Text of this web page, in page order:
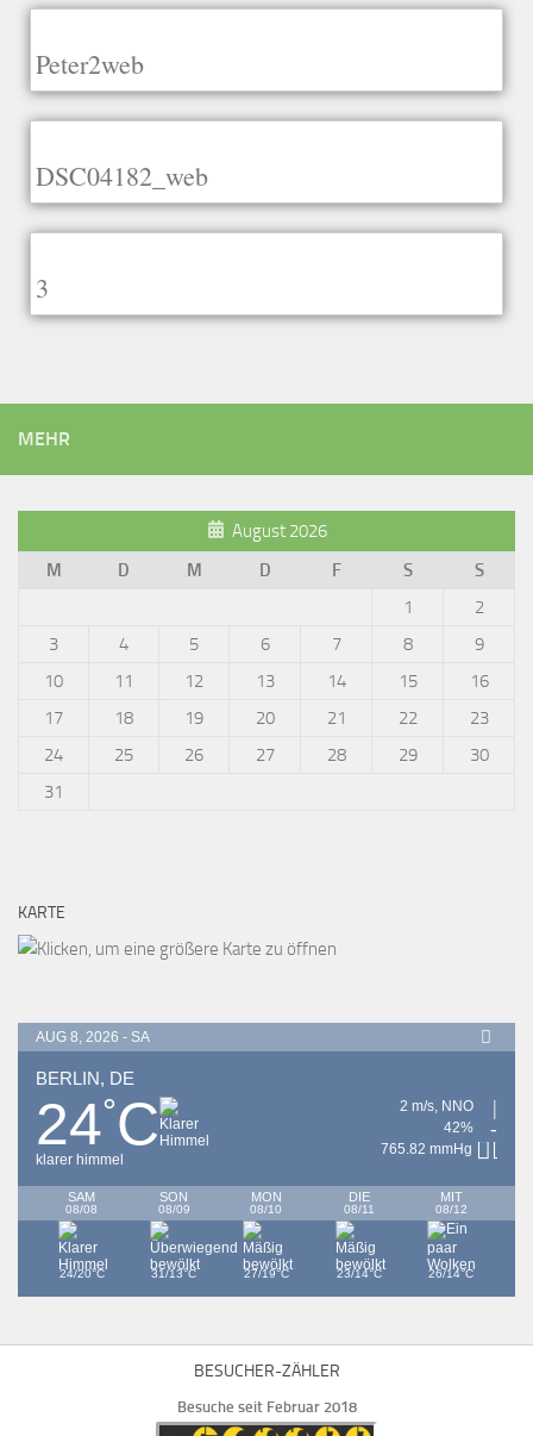
Peter2web
DSC04182_web
3
MEHR
August 2026
M
D M D F S
S
1
2
3
4 5 6 7 8
9
10
11 12 13 14 15
16
17
18 19 20 21 22
23
24
25 26 27 28 29
30
31
KARTE
AUG 8, 2026 - SA
BERLIN, DE
24°C
klarer himmel
2 m/s, NNO
42%
765.82 mmHg
SAM
08/08
SON
08/09
MON
08/10
DIE
08/11
MIT
08/12
24/20°C 31/13°C 27/19°C 23/14°C 26/14°C
BESUCHER-ZÄHLER
Besuche seit Februar 2018